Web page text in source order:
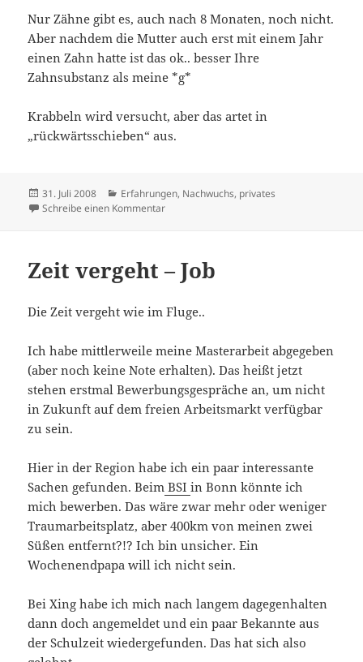
Nur Zähne gibt es, auch nach 8 Monaten, noch nicht.
Aber nachdem die Mutter auch erst mit einem Jahr
einen Zahn hatte ist das ok.. besser Ihre
Zahnsubstanz als meine *g*
Krabbeln wird versucht, aber das artet in
„rückwärtsschieben“ aus.
Veröffentlicht
am
31. Juli 2008 Kategorien
Erfahrungen, Nachwuchs, privates
Schreibe einen Kommentarzu Baby/Kleinkind update
Zeit vergeht – Job
Die Zeit vergeht wie im Fluge..
Ich habe mittlerweile meine Masterarbeit abgegeben
(aber noch keine Note erhalten). Das heißt jetzt
stehen erstmal Bewerbungsgespräche an, um nicht
in Zukunft auf dem freien Arbeitsmarkt verfügbar
zu sein.
Hier in der Region habe ich ein paar interessante
Sachen gefunden. Beim BSIin Bonn könnte ich
mich bewerben. Das wäre zwar mehr oder weniger
Traumarbeitsplatz, aber 400km von meinen zwei
Süßen entfernt?!? Ich bin unsicher. Ein
Wochenendpapa will ich nicht sein.
Bei Xing habe ich mich nach langem dagegenhalten
dann doch angemeldet und ein paar Bekannte aus
der Schulzeit wiedergefunden. Das hat sich also